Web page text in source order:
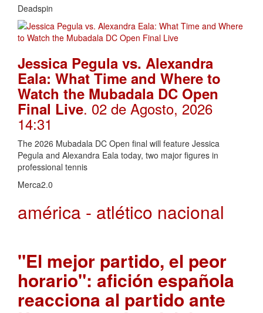
Deadspin
Jessica Pegula vs. Alexandra
Eala: What Time and Where to
Watch the Mubadala DC Open
Final Live. 02 de Agosto, 2026
14:31
The 2026 Mubadala DC Open final will feature Jessica
Pegula and Alexandra Eala today, two major figures in
professional tennis
Merca2.0
américa - atlético nacional
"El mejor partido, el peor
horario": afición española
reacciona al partido ante